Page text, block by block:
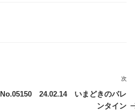
次
投
次
No.05150 24.02.14 いまどきのバレ
ンタイン